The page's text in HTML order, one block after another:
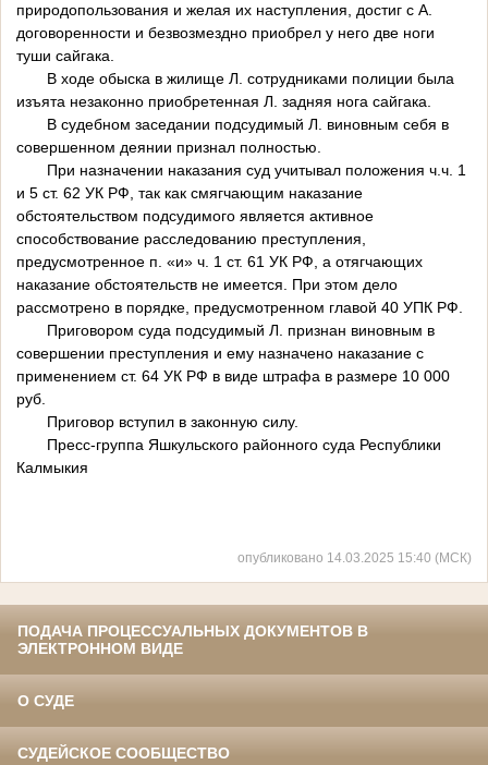
природопользования и желая их наступления, достиг с А.
договоренности и безвозмездно приобрел у него две ноги
туши сайгака.
В ходе обыска в жилище Л. сотрудниками полиции была
изъята незаконно приобретенная Л. задняя нога сайгака.
В судебном заседании подсудимый Л. виновным себя в
совершенном деянии признал полностью.
При назначении наказания суд учитывал положения ч.ч. 1
и 5 ст. 62 УК РФ, так как смягчающим наказание
обстоятельством подсудимого является активное
способствование расследованию преступления,
предусмотренное п. «и» ч. 1 ст. 61 УК РФ, а отягчающих
наказание обстоятельств не имеется. При этом дело
рассмотрено в порядке, предусмотренном главой 40 УПК РФ.
Приговором суда подсудимый Л. признан виновным в
совершении преступления и ему назначено наказание с
применением ст. 64 УК РФ в виде штрафа в размере 10 000
руб.
Приговор вступил в законную силу.
Пресс-группа Яшкульского районного суда Республики
Калмыкия
опубликовано 14.03.2025 15:40 (МСК)
ПОДАЧА ПРОЦЕССУАЛЬНЫХ ДОКУМЕНТОВ В
ЭЛЕКТРОННОМ ВИДЕ
О СУДЕ
СУДЕЙСКОЕ СООБЩЕСТВО